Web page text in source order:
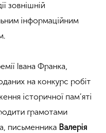
зовнішній
інформаційним
Івана Франка,
на конкурс робіт
історичної пам’яті
грамотами
письменника Валерія